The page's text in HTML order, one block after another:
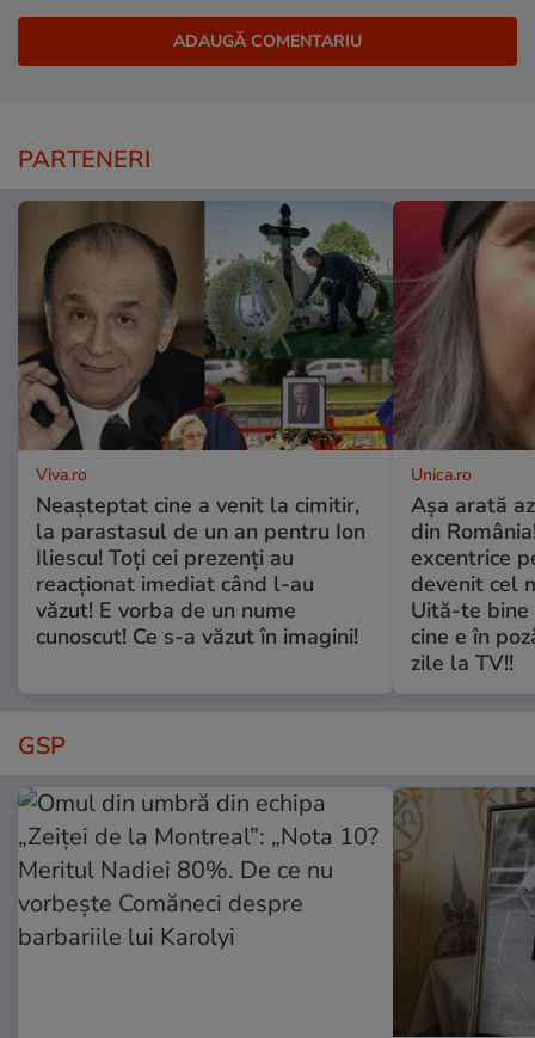
PARTENERI
Viva.ro
Neașteptat cine a venit la cimitir,
la parastasul de un an pentru Ion
Iliescu! Toți cei prezenți au
reacționat imediat când l-au
văzut! E vorba de un nume
cunoscut! Ce s-a văzut în imagini!
Unica.ro
Așa arată
din
excentrice
devenit cel
Uită-te bine
cine e în
zile la TV!!
GSP